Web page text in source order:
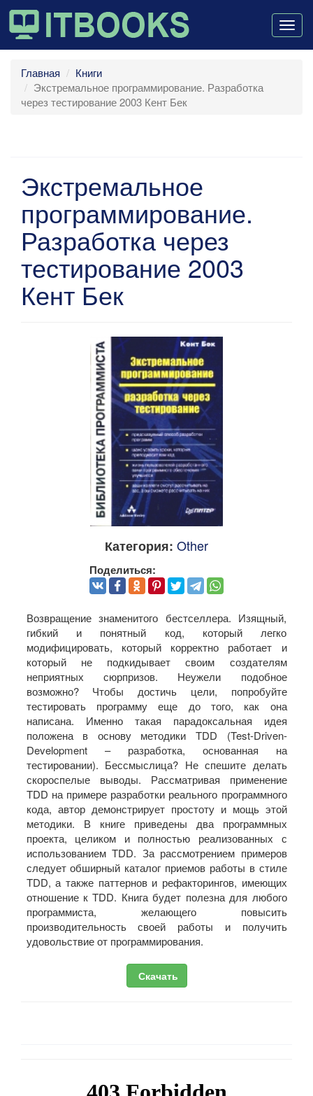
Главная
Книги
Экстремальное программирование. Разработка
через тестирование 2003 Кент Бек
Экстремальное
программирование.
Разработка через
тестирование 2003
Кент Бек
Категория: Other
Поделиться:
Возвращение знаменитого бестселлера. Изящный,
гибкий и понятный код, который легко
модифицировать, который корректно работает и
который не подкидывает своим создателям
неприятных сюрпризов. Неужели подобное
возможно? Чтобы достичь цели, попробуйте
тестировать программу еще до того, как она
написана. Именно такая парадоксальная идея
положена в основу методики TDD (Test-Driven-
Development – разработка, основанная на
тестировании). Бессмыслица? Не спешите делать
скороспелые выводы. Рассматривая применение
TDD на примере разработки реального программного
кода, автор демонстрирует простоту и мощь этой
методики. В книге приведены два программных
проекта, целиком и полностью реализованных с
использованием TDD. За рассмотрением примеров
следует обширный каталог приемов работы в стиле
TDD, а также паттернов и рефакторингов, имеющих
отношение к TDD. Книга будет полезна для любого
программиста, желающего повысить
производительность своей работы и получить
удовольствие от программирования.
Скачать